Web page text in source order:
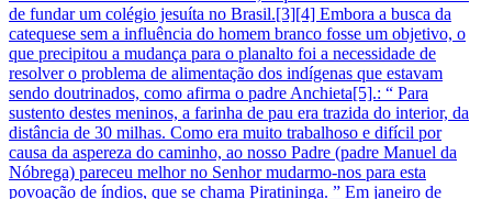
de fundar um colégio jesuíta no Brasil.[3][4] Embora a busca da
catequese sem a influência do homem branco fosse um objetivo, o
que precipitou a mudança para o planalto foi a necessidade de
resolver o problema de alimentação dos indígenas que estavam
sendo doutrinados, como afirma o padre Anchieta[5].: “ Para
sustento destes meninos, a farinha de pau era trazida do interior, da
distância de 30 milhas. Como era muito trabalhoso e difícil por
causa da aspereza do caminho, ao nosso Padre (padre Manuel da
Nóbrega) pareceu melhor no Senhor mudarmo-nos para esta
povoação de índios, que se chama Piratininga. ” Em janeiro de